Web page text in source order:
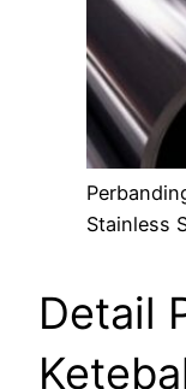
Stainless
Detail